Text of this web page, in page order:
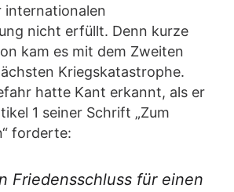
internationalen
nicht erfüllt. Denn kurze
kam es mit dem Zweiten
Kriegskatastrophe.
hatte Kant erkannt, als er
1 seiner Schrift „Zum
forderte:
Friedensschluss für einen